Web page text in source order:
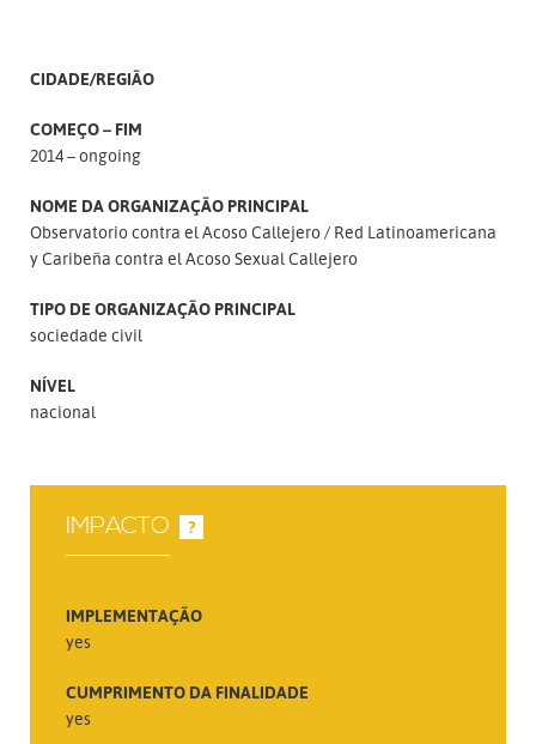
CIDADE/REGIÃO
COMEÇO – FIM
2014 – ongoing
NOME DA ORGANIZAÇÃO PRINCIPAL
Observatorio contra el Acoso Callejero
Red Latinoamericana
y Caribeña contra el Acoso Sexual Callejero
TIPO DE ORGANIZAÇÃO PRINCIPAL
sociedade civil
NÍVEL
nacional
IMPACTO ?
IMPLEMENTAÇÃO
yes
CUMPRIMENTO DA FINALIDADE
yes